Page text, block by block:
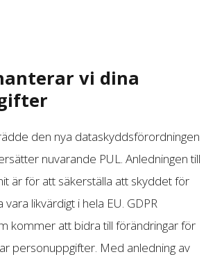
vi dina
den nya dataskyddsförordningen
nuvarande PUL. Anledningen till
är för att säkerställa att skyddet för
likvärdigt i hela EU. GDPR
kommer att bidra till förändringar för
personuppgifter. Med anledning av